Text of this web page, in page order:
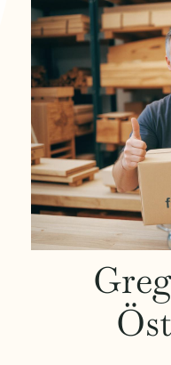
Über
Shop
Aktuelles
Unsere Kunden
Kontakt